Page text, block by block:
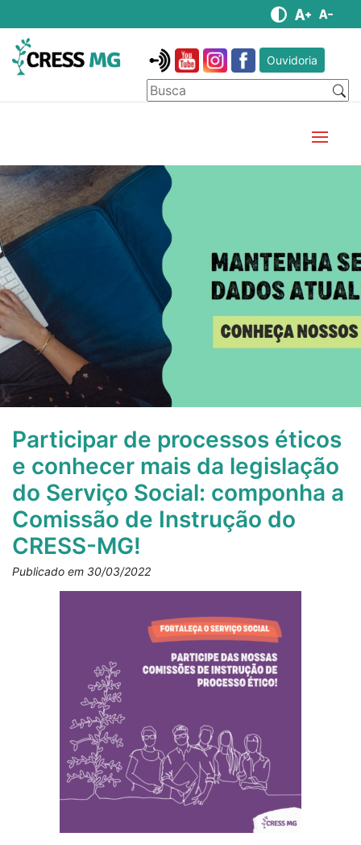
Ouvidoria
Participar de processos éticos
e conhecer mais da legislação
do Serviço Social: componha a
Comissão de Instrução do
CRESS-MG!
Publicado em 30/03/2022